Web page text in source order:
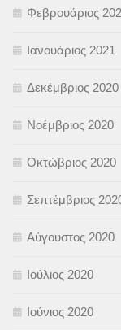
Φεβρουάριος
Ιανουάριος 2021
Δεκέμβριος 2020
Νοέμβριος 2020
Οκτώβριος 2020
Σεπτέμβριος
Αύγουστος 2020
Ιούλιος 2020
Ιούνιος 2020